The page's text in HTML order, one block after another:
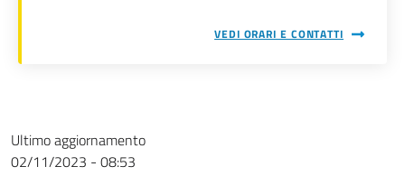
VEDI ORARI E CONTATTI
Ultimo aggiornamento
02/11/2023 - 08:53